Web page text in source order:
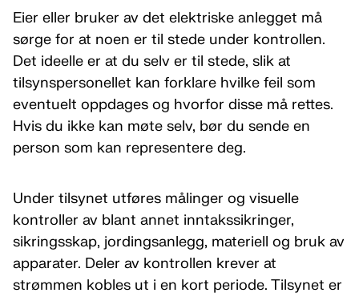
Eier eller bruker av det elektriske anlegget må
sørge for at noen er til stede under kontrollen.
Det ideelle er at du selv er til stede, slik at
tilsynspersonellet kan forklare hvilke feil som
eventuelt oppdages og hvorfor disse må rettes.
Hvis du ikke kan møte selv, bør du sende en
person som kan representere deg.
Under tilsynet utføres målinger og visuelle
kontroller av blant annet inntakssikringer,
sikringsskap, jordingsanlegg, materiell og bruk av
apparater. Deler av kontrollen krever at
strømmen kobles ut i en kort periode. Tilsynet er